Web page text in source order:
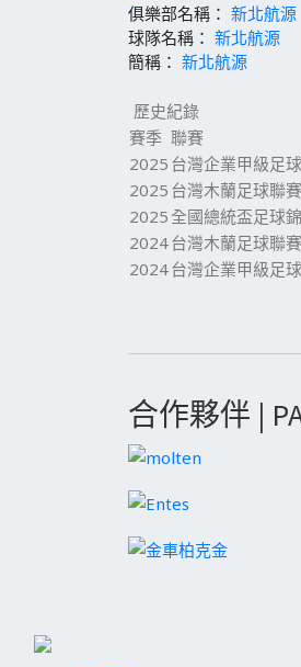
俱樂部名稱： 新北航源
球隊名稱： 新北航源
簡稱： 新北航源
歷史紀錄
賽季 聯賽
2025 台灣企業甲級足
2025 台灣木蘭足球聯賽
2025 全國總統盃足球
2024台灣木蘭足球聯賽
2024台灣企業甲級足
合作夥伴 |